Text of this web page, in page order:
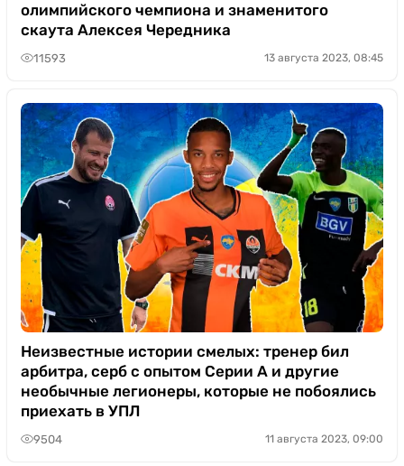
олимпийского чемпиона и знаменитого
скаута Алексея Чередника
11593 13 августа 2023, 08:45
Неизвестные истории смелых: тренер бил
арбитра, серб с опытом Серии А и другие
необычные легионеры, которые не побоялись
приехать в УПЛ
9504 11 августа 2023, 09:00